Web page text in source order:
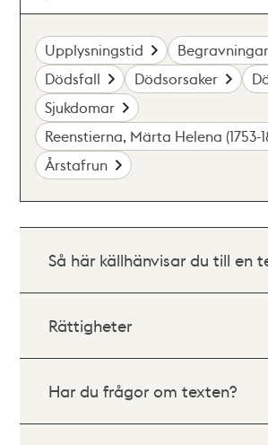
Upplysningstid
Begravningar
Dödsfall
Dödsorsaker
Sjukdomar
Reenstierna, Märta Helena (1753-
Årstafrun
Så här källhänvisar du till en
Rättigheter
Har du frågor om texten?